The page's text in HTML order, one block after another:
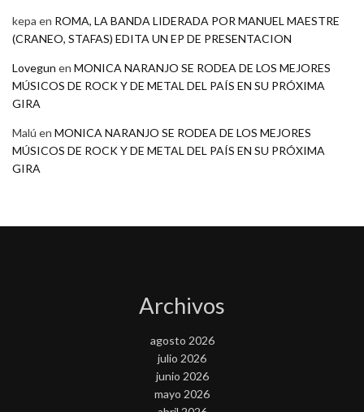
kepa en ROMA, LA BANDA LIDERADA POR MANUEL MAESTRE
(CRANEO, STAFAS) EDITA UN EP DE PRESENTACION
Lovegun en MONICA NARANJO SE RODEA DE LOS MEJORES
MÚSICOS DE ROCK Y DE METAL DEL PAÍS EN SU PRÓXIMA
GIRA
Malú en MONICA NARANJO SE RODEA DE LOS MEJORES
MÚSICOS DE ROCK Y DE METAL DEL PAÍS EN SU PRÓXIMA
GIRA
Archivos
agosto 2026
julio 2026
junio 2026
mayo 2026